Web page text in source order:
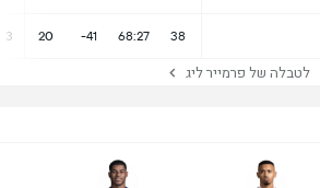
38
68:27
-41
20
3
לטבלה של פרמייר ליג